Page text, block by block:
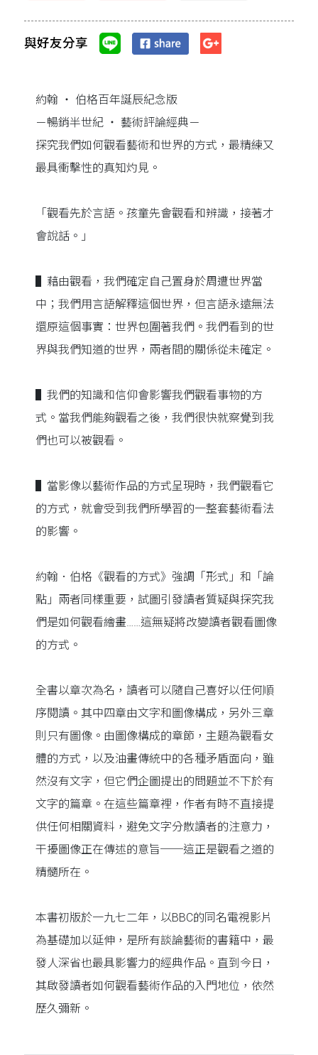
與好友分享
約翰 ‧ 伯格百年誕辰紀念版
－暢銷半世紀 ‧ 藝術評論經典－
探究我們如何觀看藝術和世界的方式，最精練又
最具衝擊性的真知灼見。
「觀看先於言語。孩童先會觀看和辨識，接著才
會說話。」
▌藉由觀看，我們確定自己置身於周遭世界當
中；我們用言語解釋這個世界，但言語永遠無法
還原這個事實：世界包圍著我們。我們看到的世
界與我們知道的世界，兩者間的關係從未確定。
▌我們的知識和信仰會影響我們觀看事物的方
式。當我們能夠觀看之後，我們很快就察覺到我
們也可以被觀看。
▌當影像以藝術作品的方式呈現時，我們觀看它
的方式，就會受到我們所學習的一整套藝術看法
的影響。
約翰．伯格《觀看的方式》強調「形式」和「論
點」兩者同樣重要，試圖引發讀者質疑與探究我
們是如何觀看繪畫……這無疑將改變讀者觀看圖像
的方式。
全書以章次為名，讀者可以隨自己喜好以任何順
序閱讀。其中四章由文字和圖像構成，另外三章
則只有圖像。由圖像構成的章節，主題為觀看女
體的方式，以及油畫傳統中的各種矛盾面向，雖
然沒有文字，但它們企圖提出的問題並不下於有
文字的篇章。在這些篇章裡，作者有時不直接提
供任何相關資料，避免文字分散讀者的注意力，
干擾圖像正在傳述的意旨──這正是觀看之道的
精髓所在。
本書初版於一九七二年，以BBC的同名電視影片
為基礎加以延伸，是所有談論藝術的書籍中，最
發人深省也最具影響力的經典作品。直到今日，
其啟發讀者如何觀看藝術作品的入門地位，依然
歷久彌新。